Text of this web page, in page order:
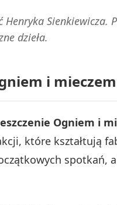
dzieła.
i
Ogniem i
które kształtują
spotkań,